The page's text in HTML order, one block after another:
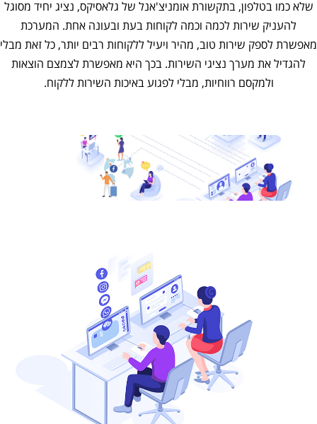
שלא כמו בטלפון, בתקשורת אומניצ'אנל של גלאסיקס, נציג יחיד מסוגל
להעניק שירות לכמה וכמה לקוחות בעת ובעונה אחת. המערכת
מאפשרת לספק שירות טוב, מהיר ויעיל ללקוחות רבים יותר, כל זאת מבלי
להגדיל את מערך נציגי השירות. בכך היא מאפשרת לצמצם הוצאות
ולמקסם רווחיות, מבלי לפגוע באיכות השירות ללקוח.